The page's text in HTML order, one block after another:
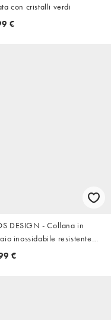
con cristalli verdi
€
DESIGN - Collana in
inossidabile resistente
tonalità oro con doppio
€